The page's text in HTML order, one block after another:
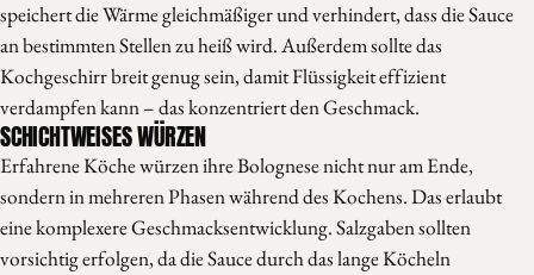
speichert die Wärme gleichmäßiger und verhindert, dass die Sauce
an bestimmten Stellen zu heiß wird. Außerdem sollte das
Kochgeschirr breit genug sein, damit Flüssigkeit effizient
verdampfen kann – das konzentriert den Geschmack.
SCHICHTWEISES WÜRZEN
Erfahrene Köche würzen ihre Bolognese nicht nur am Ende,
sondern in mehreren Phasen während des Kochens. Das erlaubt
eine komplexere Geschmacksentwicklung. Salzgaben sollten
vorsichtig erfolgen, da die Sauce durch das lange Köcheln